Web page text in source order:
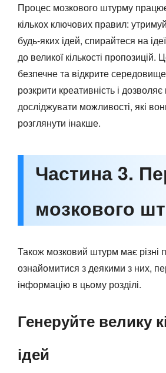
Процес мозкового штурму
кількох ключових правил:
будь-яких ідей, спирайтеся на
до великої кількості пропозицій.
безпечне та відкрите
розкрити креативність і
досліджувати можливості, які
розглянути інакше.
Частина 3.
мозкового
Також мозковий штурм має різні
ознайомитися з деякими з них,
інформацію в цьому розділі.
Генеруйте велику
ідей